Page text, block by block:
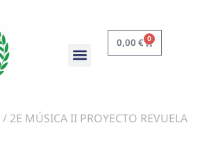
0,00 € 0
/ 2E MÚSICA II PROYECTO REVUELA